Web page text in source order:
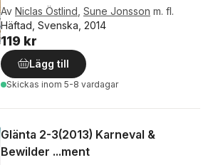
Av Niclas Östlind Sune Jonsson m. fl.
Häftad, Svenska, 2014
119 kr
Lägg till
Skickas inom 5-8 vardagar
Glänta 2-3(2013) Karneval &
Bewilder ...ment